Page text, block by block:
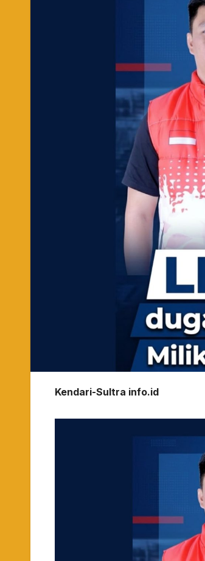
Kendari-Sultra info.id